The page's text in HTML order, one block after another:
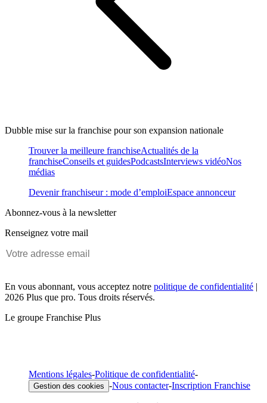
Dubble mise sur la franchise pour son expansion nationale
Trouver la meilleure franchiseActualités de la
franchiseConseils et guidesPodcastsInterviews vidéoNos
médias
Devenir franchiseur : mode d’emploiEspace annonceur
Abonnez-vous à la newsletter
Renseignez votre mail
En vous abonnant, vous acceptez notre politique de confidentialité |
2026 Plus que pro. Tous droits réservés.
Le groupe Franchise Plus
Mentions légales-Politique de confidentialité-
Gestion des cookies -Nous contacter-Inscription Franchise